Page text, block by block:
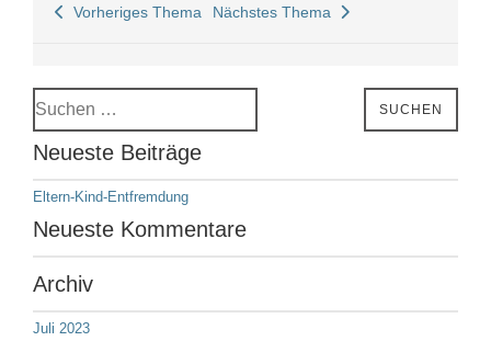
Vorheriges Thema Nächstes Thema
Suchen
nach:
SUCHEN
Neueste Beiträge
Eltern-Kind-Entfremdung
Neueste Kommentare
Archiv
Juli 2023